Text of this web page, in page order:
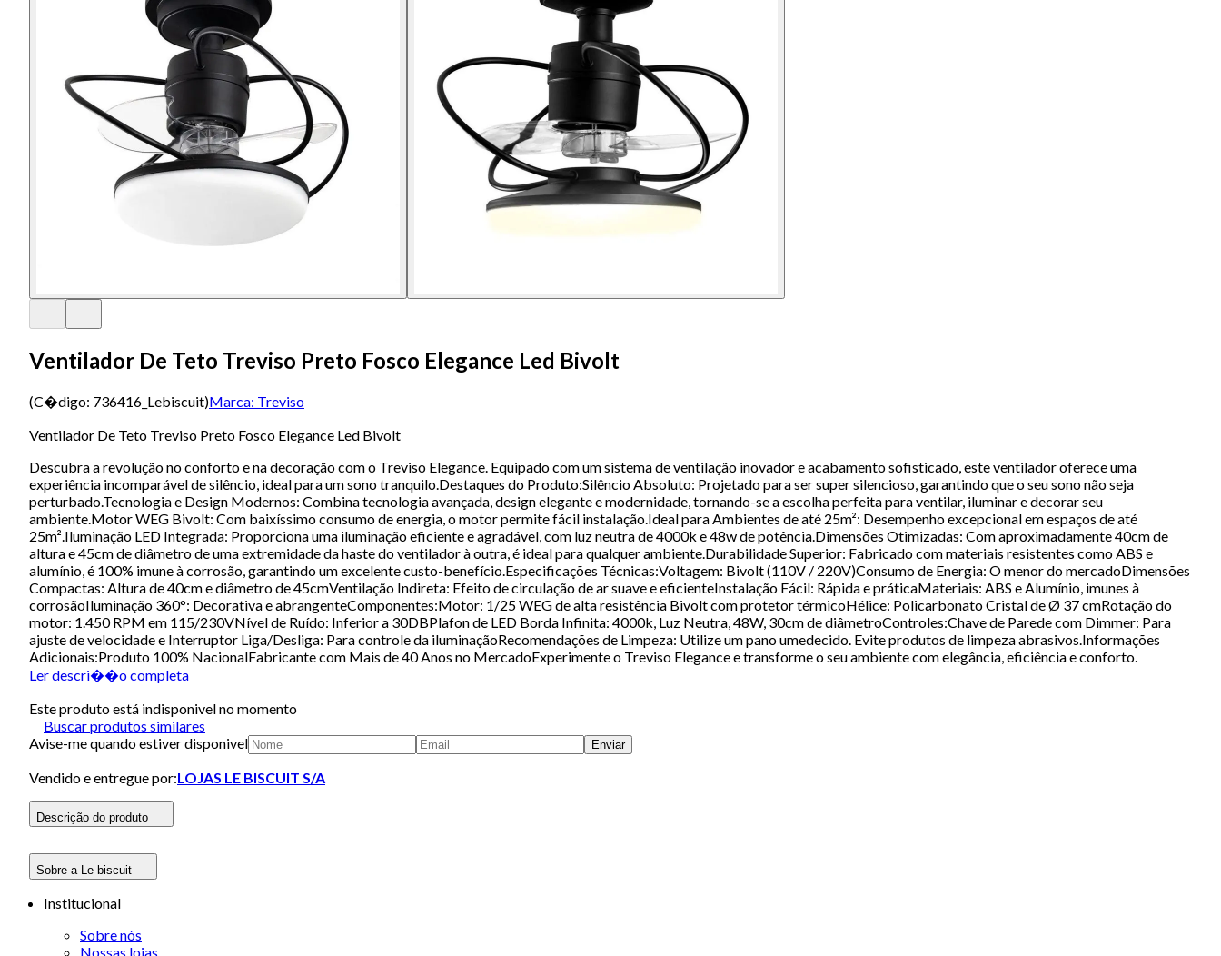
Ventilador De Teto Treviso Preto Fosco Elegance Led Bivolt
(C�digo: 736416_Lebiscuit)Marca: Treviso
Ventilador De Teto Treviso Preto Fosco Elegance Led Bivolt
Descubra a revolução no conforto e na decoração com o Treviso Elegance. Equipado com um sistema de ventilação inovador e acabamento sofisticado, este ventilador oferece uma
experiência incomparável de silêncio, ideal para um sono tranquilo.Destaques do Produto:Silêncio Absoluto: Projetado para ser super silencioso, garantindo que o seu sono não seja
perturbado.Tecnologia e Design Modernos: Combina tecnologia avançada, design elegante e modernidade, tornando-se a escolha perfeita para ventilar, iluminar e decorar seu
ambiente.Motor WEG Bivolt: Com baixíssimo consumo de energia, o motor permite fácil instalação.Ideal para Ambientes de até 25m²: Desempenho excepcional em espaços de até
25m².Iluminação LED Integrada: Proporciona uma iluminação eficiente e agradável, com luz neutra de 4000k e 48w de potência.Dimensões Otimizadas: Com aproximadamente 40cm de
altura e 45cm de diâmetro de uma extremidade da haste do ventilador à outra, é ideal para qualquer ambiente.Durabilidade Superior: Fabricado com materiais resistentes como ABS e
alumínio, é 100% imune à corrosão, garantindo um excelente custo-benefício.Especificações Técnicas:Voltagem: Bivolt (110V / 220V)Consumo de Energia: O menor do mercadoDimensões
Compactas: Altura de 40cm e diâmetro de 45cmVentilação Indireta: Efeito de circulação de ar suave e eficienteInstalação Fácil: Rápida e práticaMateriais: ABS e Alumínio, imunes à
corrosãoIluminação 360°: Decorativa e abrangenteComponentes:Motor: 1/25 WEG de alta resistência Bivolt com protetor térmicoHélice: Policarbonato Cristal de Ø 37 cmRotação do
motor: 1.450 RPM em 115/230VNível de Ruído: Inferior a 30DBPlafon de LED Borda Infinita: 4000k, Luz Neutra, 48W, 30cm de diâmetroControles:Chave de Parede com Dimmer: Para
ajuste de velocidade e Interruptor Liga/Desliga: Para controle da iluminaçãoRecomendações de Limpeza: Utilize um pano umedecido. Evite produtos de limpeza abrasivos.Informações
Adicionais:Produto 100% NacionalFabricante com Mais de 40 Anos no MercadoExperimente o Treviso Elegance e transforme o seu ambiente com elegância, eficiência e conforto.
Ler descri��o completa
Este produto está indisponivel no momento
Buscar produtos similares
Avise-me quando estiver disponivel
Enviar
Vendido e entregue por:LOJAS LE BISCUIT S/A
Descrição do produto
Sobre a Le biscuit
Institucional
Sobre nós
Nossas lojas